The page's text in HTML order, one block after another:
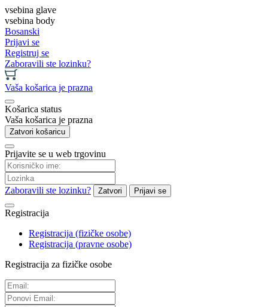
vsebina glave
vsebina body
Bosanski
Prijavi se
Registruj se
Zaboravili ste lozinku?
Vaša košarica je prazna
Košarica status
Vaša košarica je prazna
Zatvori košaricu
Prijavite se u web trgovinu
Zaboravili ste lozinku? Zatvori Prijavi se
Registracija
Registracija (fizičke osobe)
Registracija (pravne osobe)
Registracija za fizičke osobe